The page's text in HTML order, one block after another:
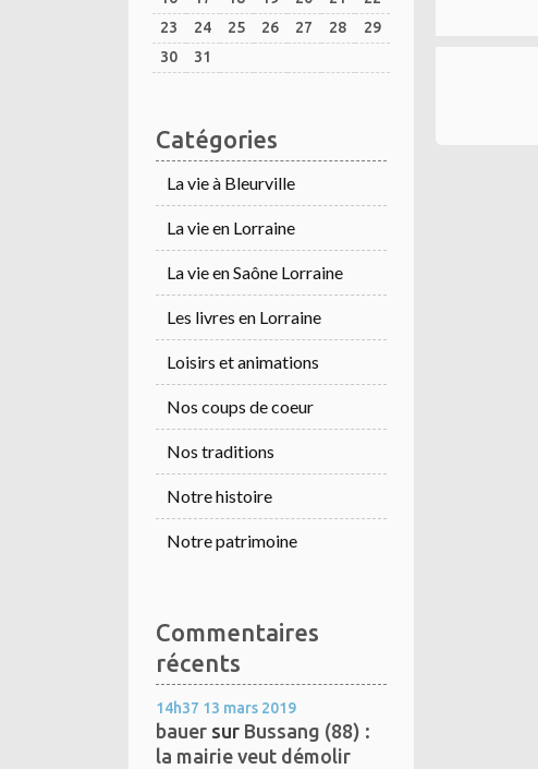
23
24 25 26 27 28
29
30
31
Catégories
La vie à Bleurville
La vie en Lorraine
La vie en Saône Lorraine
Les livres en Lorraine
Loisirs et animations
Nos coups de coeur
Nos traditions
Notre histoire
Notre patrimoine
Commentaires
récents
14h37 13 mars 2019
bauer sur Bussang (88) :
la mairie veut démolir